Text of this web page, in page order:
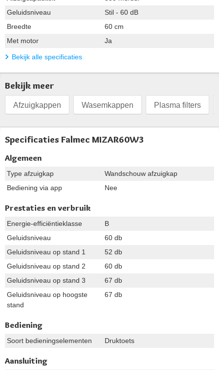
Geluidsniveau
Stil - 60 dB
Breedte
60 cm
Met motor
Ja
Bekijk alle specificaties
Bekijk meer
Afzuigkappen Wasemkappen Plasma filters
Specificaties Falmec MIZAR60W3
Algemeen
Type afzuigkap
Wandschouw afzuigkap
Bediening via app
Nee
Prestaties en verbruik
Energie-efficiëntieklasse
B
Geluidsniveau
60 db
Geluidsniveau op stand 1
52 db
Geluidsniveau op stand 2
60 db
Geluidsniveau op stand 3
67 db
Geluidsniveau op hoogste
stand
67 db
Bediening
Soort bedieningselementen Druktoets
Aansluiting